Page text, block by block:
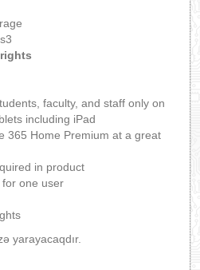
faculty, and staff only on
including iPad
365 Home Premium at a great
in product
one user
yarayacaqdır.